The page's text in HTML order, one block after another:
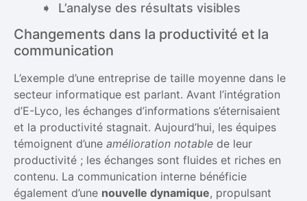
L’analyse des résultats visibles
Changements dans la productivité et la
communication
L’exemple d’une entreprise de taille moyenne dans le
secteur informatique est parlant. Avant l’intégration
d’E-Lyco, les échanges d’informations s’éternisaient
et la productivité stagnait. Aujourd’hui, les équipes
témoignent d’une amélioration notable de leur
productivité ; les échanges sont fluides et riches en
contenu. La communication interne bénéficie
également d’une nouvelle dynamique, propulsant